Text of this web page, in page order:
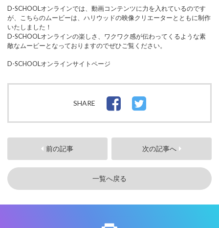
D-SCHOOLオンラインでは、動画コンテンツに力を入れているのです
が、こちらのムービーは、ハリウッドの映像クリエーターとともに制作
いたしました！
D-SCHOOLオンラインの楽しさ、ワクワク感が伝わってくるような素
敵なムービーとなっておりますのでぜひご覧ください。
D-SCHOOLオンラインサイトページ
SHARE
前の記事 次の記事へ
一覧へ戻る